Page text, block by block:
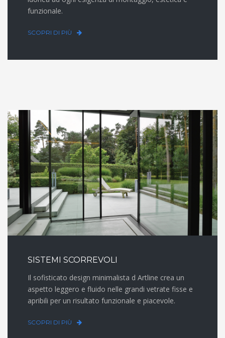
funzionale.
SCOPRI DI PIÙ
SISTEMI SCORREVOLI
Il sofisticato design minimalista d Artline crea un
aspetto leggero e fluido nelle grandi vetrate fisse e
apribili per un risultato funzionale e piacevole.
SCOPRI DI PIÙ